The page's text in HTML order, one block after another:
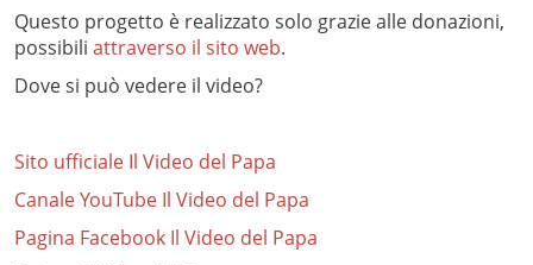
Questo progetto è realizzato solo grazie alle donazioni,
possibili attraverso il sito web.
Dove si può vedere il video?
Sito ufficiale Il Video del Papa
Canale YouTube Il Video del Papa
Pagina Facebook Il Video del Papa